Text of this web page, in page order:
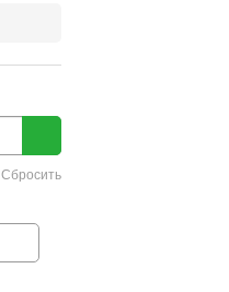
Сбросить